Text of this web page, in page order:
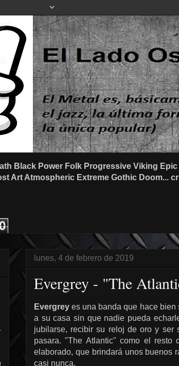
Black Power Folk Progressive Viking
Art Atmospheric Extreme Gothic Doom...
lunes, 4 de febrero de 2019
Evergrey - "The
Evergrey es una banda que hace
a su casa sin que nadie pueda
jubilarse, recibir su reloj de oro y ser
pasara. "The Atlantic" como el resto
elaborado, que brindará unos buenos
casi nunca.